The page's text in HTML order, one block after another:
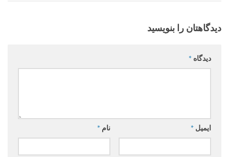
دیدگاهتان را بنویسید
دیدگاه *
نام * ایمیل *